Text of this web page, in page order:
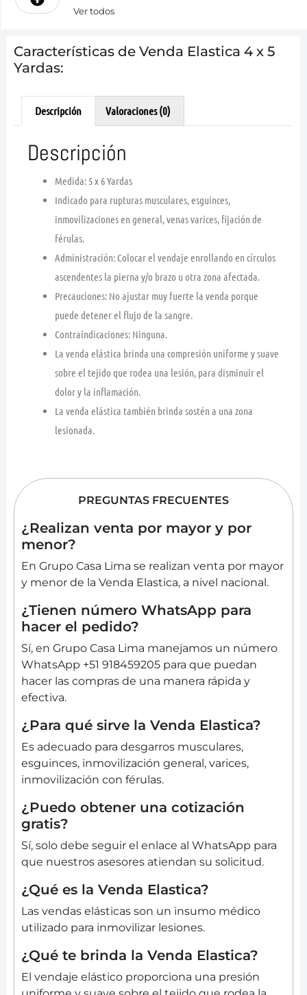
Ver todos
Características de Venda Elastica 4 x 5
Yardas:
Descripción Valoraciones (0)
Descripción
Medida: 5 x 6 Yardas
Indicado para rupturas musculares, esguinces,
inmovilizaciones en general, venas varices, fijación de
férulas.
Administración: Colocar el vendaje enrollando en círculos
ascendentes la pierna y/o brazo u otra zona afectada.
Precauciones: No ajustar muy fuerte la venda porque
puede detener el flujo de la sangre.
Contraindicaciones: Ninguna.
La venda elástica brinda una compresión uniforme y suave
sobre el tejido que rodea una lesión, para disminuir el
dolor y la inflamación.
La venda elástica también brinda sostén a una zona
lesionada.
PREGUNTAS FRECUENTES
¿Realizan venta por mayor y por
menor?
En Grupo Casa Lima se realizan venta por mayor
y menor de la Venda Elastica, a nivel nacional.
¿Tienen número WhatsApp para
hacer el pedido?
Sí, en Grupo Casa Lima manejamos un número
WhatsApp +51 918459205 para que puedan
hacer las compras de una manera rápida y
efectiva.
¿Para qué sirve la Venda Elastica?
Es adecuado para desgarros musculares,
esguinces, inmovilización general, varices,
inmovilización con férulas.
¿Puedo obtener una cotización
gratis?
Sí, solo debe seguir el enlace al WhatsApp para
que nuestros asesores atiendan su solicitud.
¿Qué es la Venda Elastica?
Las vendas elásticas son un insumo médico
utilizado para inmovilizar lesiones.
¿Qué te brinda la Venda Elastica?
El vendaje elástico proporciona una presión